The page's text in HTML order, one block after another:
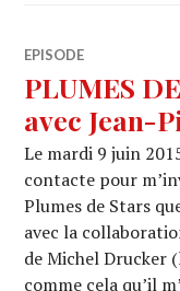
EPISODE
PLUMES
avec Jean-
Le mardi 9 juin
contacte pour
Plumes de Stars
avec la
de Michel Drucker
comme cela qu’il